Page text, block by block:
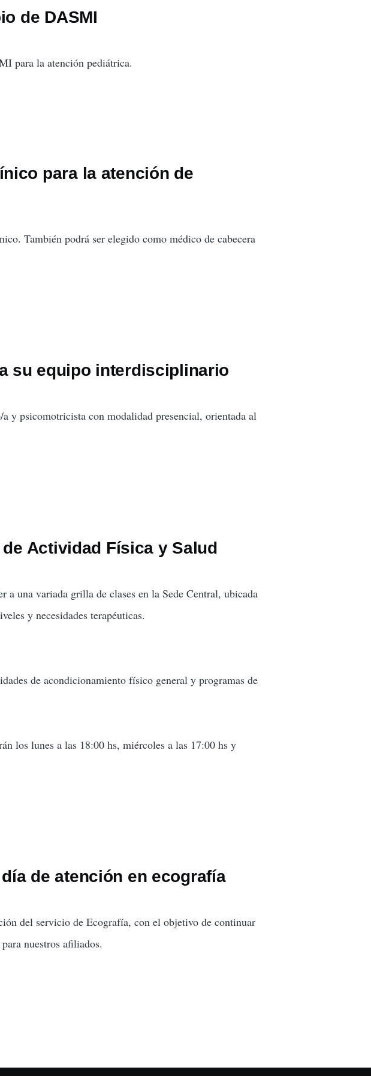
de DASMI
para la atención pediátrica.
para la atención de
También podrá ser elegido como médico de cabecera
su equipo interdisciplinario
y psicomotricista con modalidad presencial, orientada al
Actividad Física y Salud
a una variada grilla de clases en la Sede Central, ubicada
y necesidades terapéuticas.
de acondicionamiento físico general y programas de
los lunes a las 18:00 hs, miércoles a las 17:00 hs y
de atención en ecografía
del servicio de Ecografía, con el objetivo de continuar
nuestros afiliados.